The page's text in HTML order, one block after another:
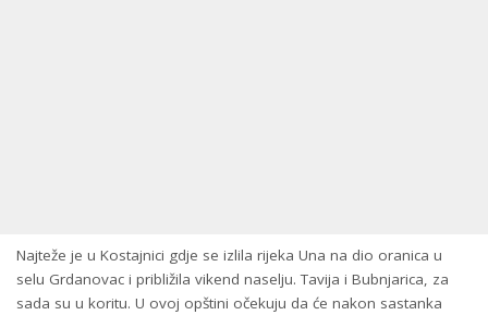
Najteže je u Kostajnici gdje se izlila rijeka Una na dio oranica u
selu Grdanovac i približila vikend naselju. Tavija i Bubnjarica, za
sada su u koritu. U ovoj opštini očekuju da će nakon sastanka